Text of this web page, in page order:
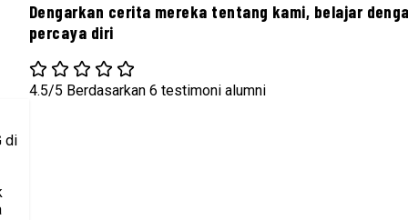
Dengarkan cerita mereka tentang kami, belajar
percaya diri
4.5/5 Berdasarkan 6 testimoni alumni